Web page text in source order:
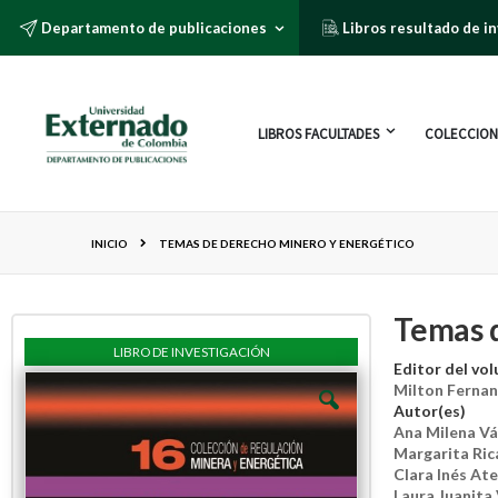
Departamento de publicaciones Libros resultado de
LIBROS FACULTADES
INICIO TEMAS DE DERECHO MINERO Y ENERGÉTICO
Temas
Editor del
Milton
Autor(es)
Ana Milena
Margarita
Clara Inés
LIBRO DE INVESTIGACIÓN